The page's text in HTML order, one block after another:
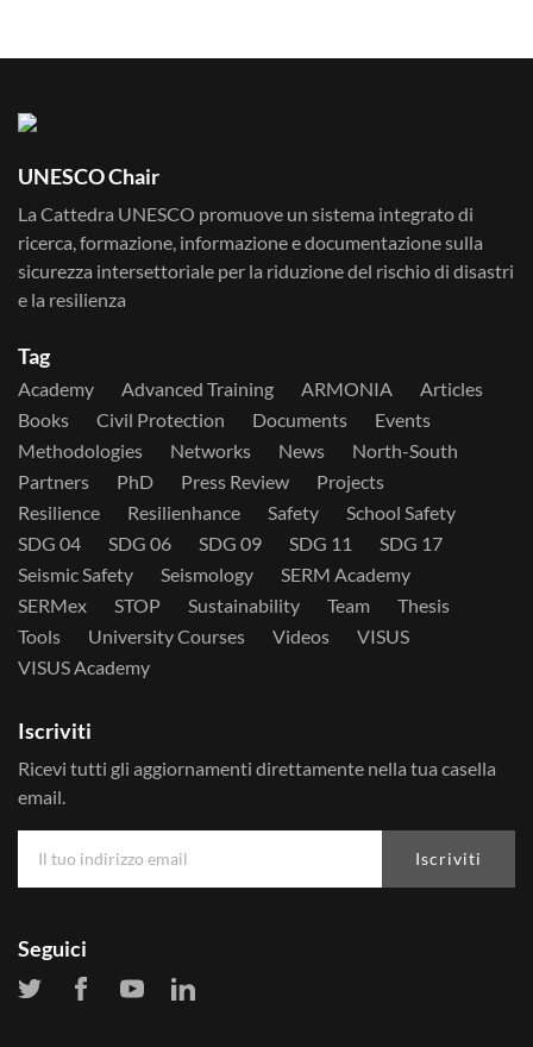
UNESCO Chair
La Cattedra UNESCO promuove un sistema integrato di
ricerca, formazione, informazione e documentazione sulla
sicurezza intersettoriale per la riduzione del rischio di disastri
e la resilienza
Tag
Academy Advanced Training ARMONIA
Articles
Books
Civil Protection Documents
Events
Methodologies
Networks News
North-South
Partners
PhD Press Review
Projects
Resilience
Resilienhance Safety
School Safety
SDG 04
SDG 06 SDG 09 SDG 11
SDG 17
Seismic Safety
Seismology
SERM Academy
SERMex
STOP Sustainability Team
Thesis
Tools
University Courses Videos
VISUS
VISUS Academy
Iscriviti
Ricevi tutti gli aggiornamenti direttamente nella tua casella
email.
Iscriviti
Seguici